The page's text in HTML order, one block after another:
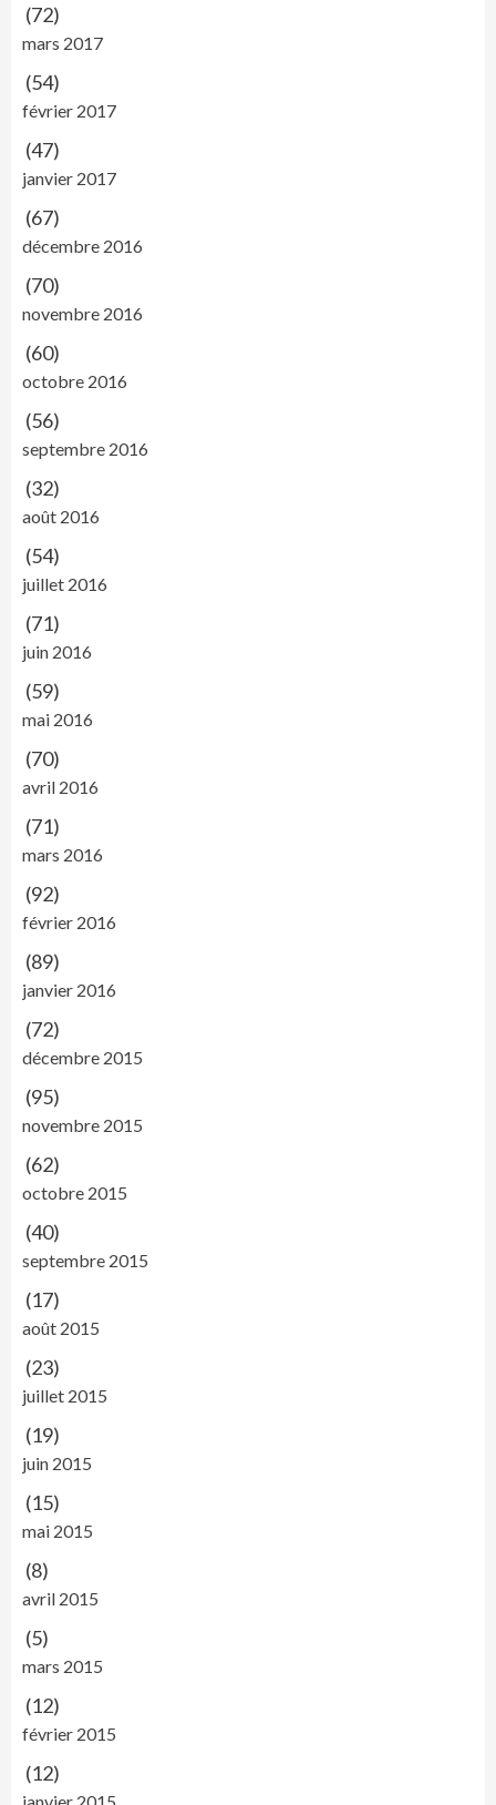
(72)
mars 2017
(54)
février 2017
(47)
janvier 2017
(67)
décembre 2016
(70)
novembre 2016
(60)
octobre 2016
(56)
septembre 2016
(32)
août 2016
(54)
juillet 2016
(71)
juin 2016
(59)
mai 2016
(70)
avril 2016
(71)
mars 2016
(92)
février 2016
(89)
janvier 2016
(72)
décembre 2015
(95)
novembre 2015
(62)
octobre 2015
(40)
septembre 2015
(17)
août 2015
(23)
juillet 2015
(19)
juin 2015
(15)
mai 2015
(8)
avril 2015
(5)
mars 2015
(12)
février 2015
(12)